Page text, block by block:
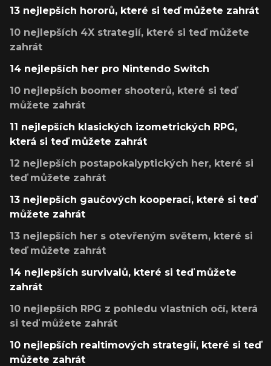
13 nejlepších hororů, které si teď můžete zahrát
10 nejlepších 4X strategií, které si teď můžete
zahrát
14 nejlepších her pro Nintendo Switch
10 nejlepších boomer shooterů, které si teď
můžete zahrát
11 nejlepších klasických izometrických RPG,
která si teď můžete zahrát
12 nejlepších postapokalyptických her, které si
teď můžete zahrát
13 nejlepších gaučových kooperací, které si teď
můžete zahrát
13 nejlepších her s otevřeným světem, které si
teď můžete zahrát
14 nejlepších survivalů, které si teď můžete
zahrát
10 nejlepších RPG z pohledu vlastních očí, která
si teď můžete zahrát
10 nejlepších realtimových strategií, které si teď
můžete zahrát